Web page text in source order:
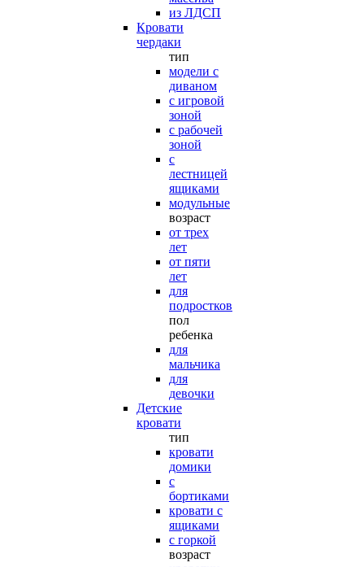
из ЛДСП
Кровати
чердаки
тип
модели с
диваном
с игровой
зоной
с рабочей
зоной
с
лестницей
ящиками
модульные
возраст
от трех
лет
от пяти
лет
для
подростков
пол
ребенка
для
мальчика
для
девочки
Детские
кровати
тип
кровати
домики
с
бортиками
кровати с
ящиками
с горкой
возраст